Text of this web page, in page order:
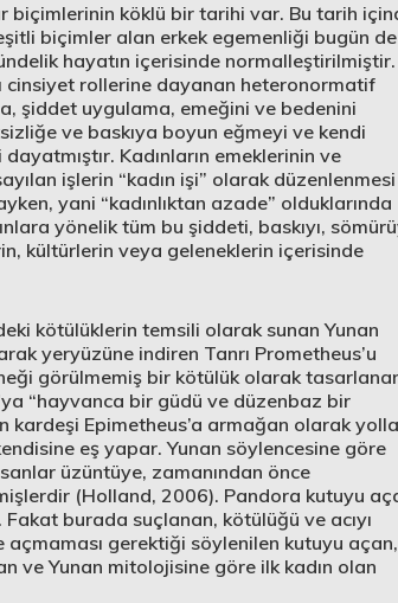
biçimlerinin köklü bir tarihi var. Bu tarih
biçimler alan erkek egemenliği bugün de
hayatın içerisinde normalleştirilmiştir.
cinsiyet rollerine dayanan heteronormatif
şiddet uygulama, emeğini ve bedenini
ve baskıya boyun eğmeyi ve kendi
Kadınların emeklerinin ve
işlerin “kadın işi” olarak düzenlenmesi
yani “kadınlıktan azade” olduklarında
yönelik tüm bu şiddeti, baskıyı,
kültürlerin veya geleneklerin içerisinde
kötülüklerin temsili olarak sunan Yunan
yeryüzüne indiren Tanrı Prometheus’u
görülmemiş bir kötülük olarak
“hayvanca bir güdü ve düzenbaz bir
kardeşi Epimetheus’a armağan olarak
eş yapar. Yunan söylencesine göre
üzüntüye, zamanından önce
(Holland, 2006). Pandora kutuyu
burada suçlanan, kötülüğü ve acıyı
gerektiği söylenilen kutuyu açan,
ve Yunan mitolojisine göre ilk kadın olan